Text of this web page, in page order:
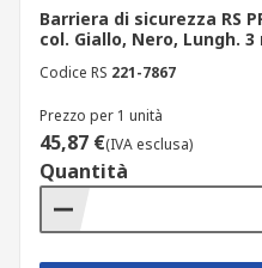
Barriera di sicurezza RS
col. Giallo, Nero, Lungh. 3
Codice RS 221-7867
Prezzo per 1 unità
45,87 €(IVA esclusa)
Quantità